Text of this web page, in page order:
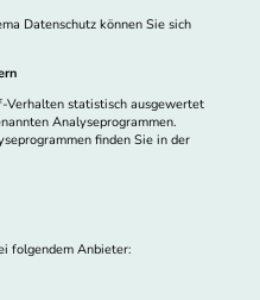
Datenschutz können Sie sich
Verhalten statistisch ausgewertet
Analyseprogrammen.
finden Sie in der
folgendem Anbieter: